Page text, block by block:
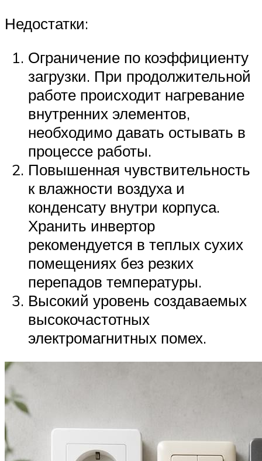
Недостатки:
Ограничение по коэффициенту
загрузки. При продолжительной
работе происходит нагревание
внутренних элементов,
необходимо давать остывать в
процессе работы.
Повышенная чувствительность
к влажности воздуха и
конденсату внутри корпуса.
Хранить инвертор
рекомендуется в теплых сухих
помещениях без резких
перепадов температуры.
Высокий уровень создаваемых
высокочастотных
электромагнитных помех.